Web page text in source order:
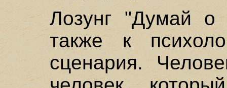
Лозунг "Думай о
также к
сценария.